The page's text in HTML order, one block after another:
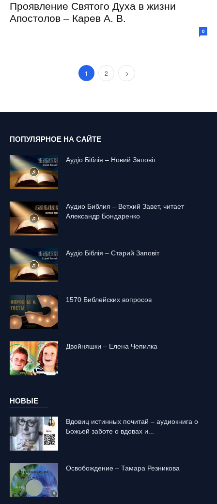
Проявление Святого Духа в жизни
Апостолов – Карев А. В.
0
1 2
ПОПУЛЯРНОЕ НА САЙТЕ
Аудіо Біблія – Новий Заповіт
Аудио Библия – Ветхий Завет, читает
Александр Бондаренко
Аудіо Біблія – Старий Заповіт
1570 Библейских вопросов
Двойняшки – Елена Чепилка
НОВЫЕ
Вдовиц истинных почитай – аудиокнига о
Божьей заботе о вдовах и...
Освобождение – Тамара Резникова